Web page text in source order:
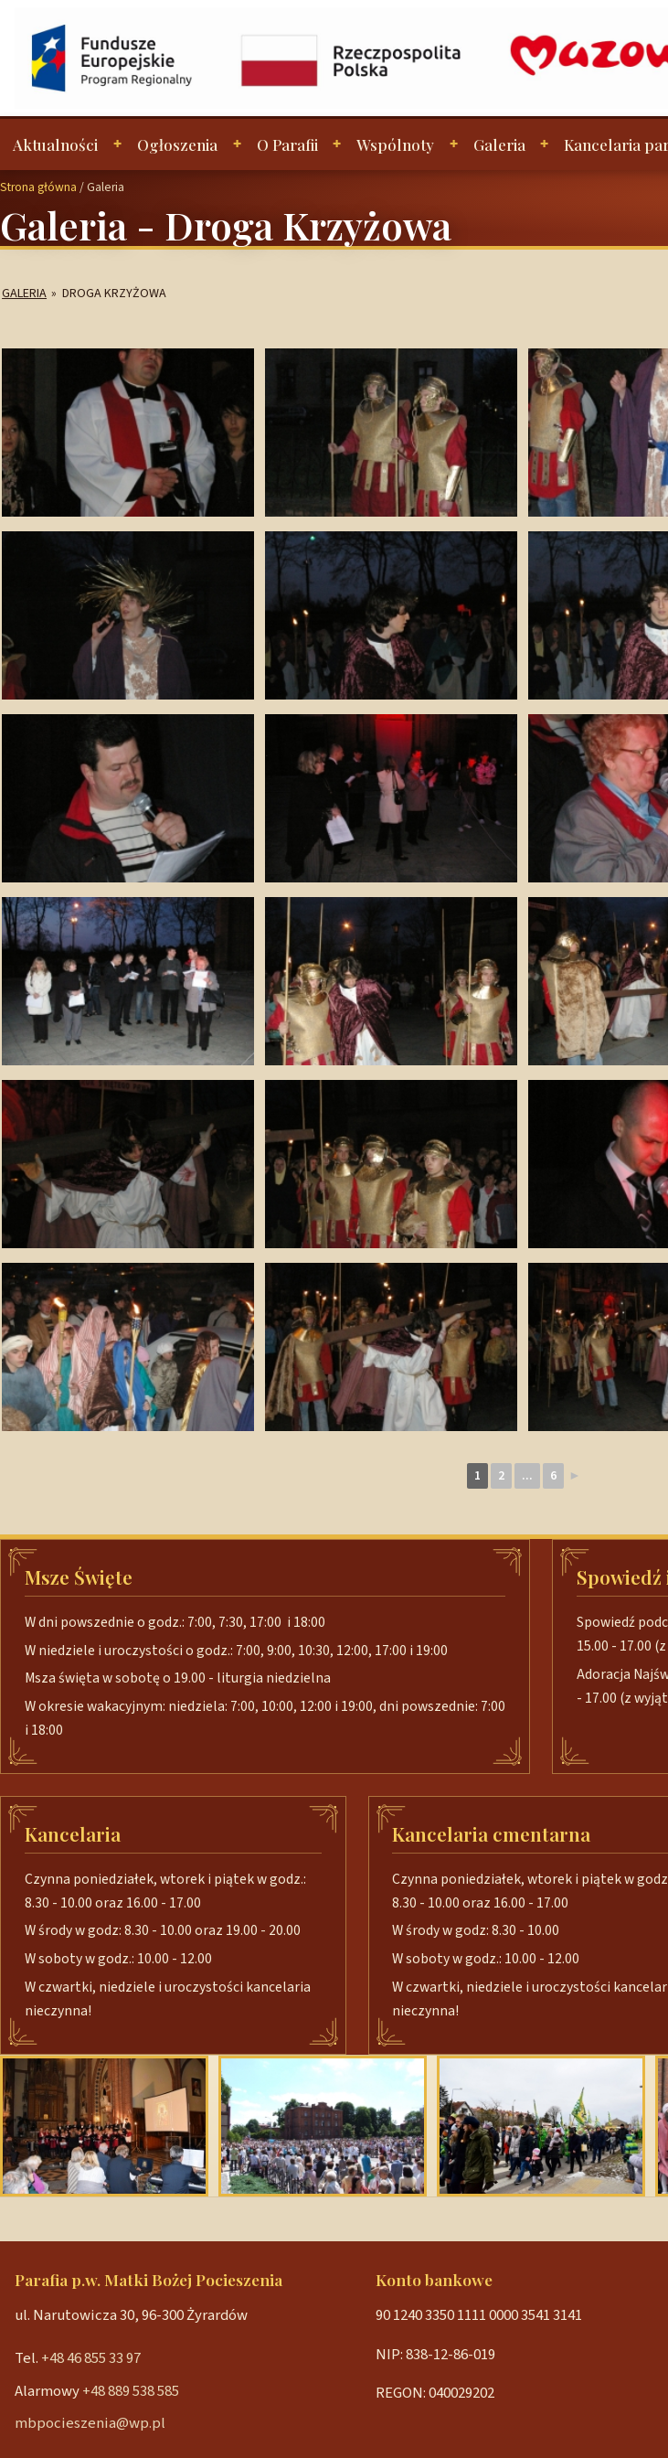
Aktualności Ogłoszenia O Parafii Wspólnoty Galeria Kancelaria
Strona główna /Galeria
Galeria - Droga Krzyżowa
GALERIA » DROGA KRZYŻOWA
1 2 ... 6 ►
Msze Święte
W dni powszednie o godz.: 7:00, 7:30, 17:00 i 18:00
W niedziele i uroczystości o godz.: 7:00, 9:00, 10:30, 12:00, 17:00 i 19:00
Msza święta w sobotę o 19.00 - liturgia niedzielna
W okresie wakacyjnym: niedziela: 7:00, 10:00, 12:00 i 19:00, dni powszednie: 7:00
i 18:00
Spowiedź
15.00 - 17.00
Adoracja
- 17.00 (z
Kancelaria
Czynna poniedziałek, wtorek i piątek w godz.:
8.30 - 10.00 oraz 16.00 - 17.00
W środy w godz: 8.30 - 10.00 oraz 19.00 - 20.00
W soboty w godz.: 10.00 - 12.00
W czwartki, niedziele i uroczystości kancelaria
nieczynna!
Kancelaria cmentarna
Czynna poniedziałek, wtorek i piątek w
8.30 - 10.00 oraz 16.00 - 17.00
W środy w godz: 8.30 - 10.00
W soboty w godz.: 10.00 - 12.00
W czwartki, niedziele i uroczystości
nieczynna!
Parafia p.w. Matki Bożej Pocieszenia
ul. Narutowicza 30, 96-300 Żyrardów
Tel. +48 46 855 33 97
Alarmowy+48 889 538 585
mbpocieszenia@wp.pl
Konto bankowe
90 1240 3350 1111 0000 3541 3141
NIP: 838-12-86-019
REGON: 040029202